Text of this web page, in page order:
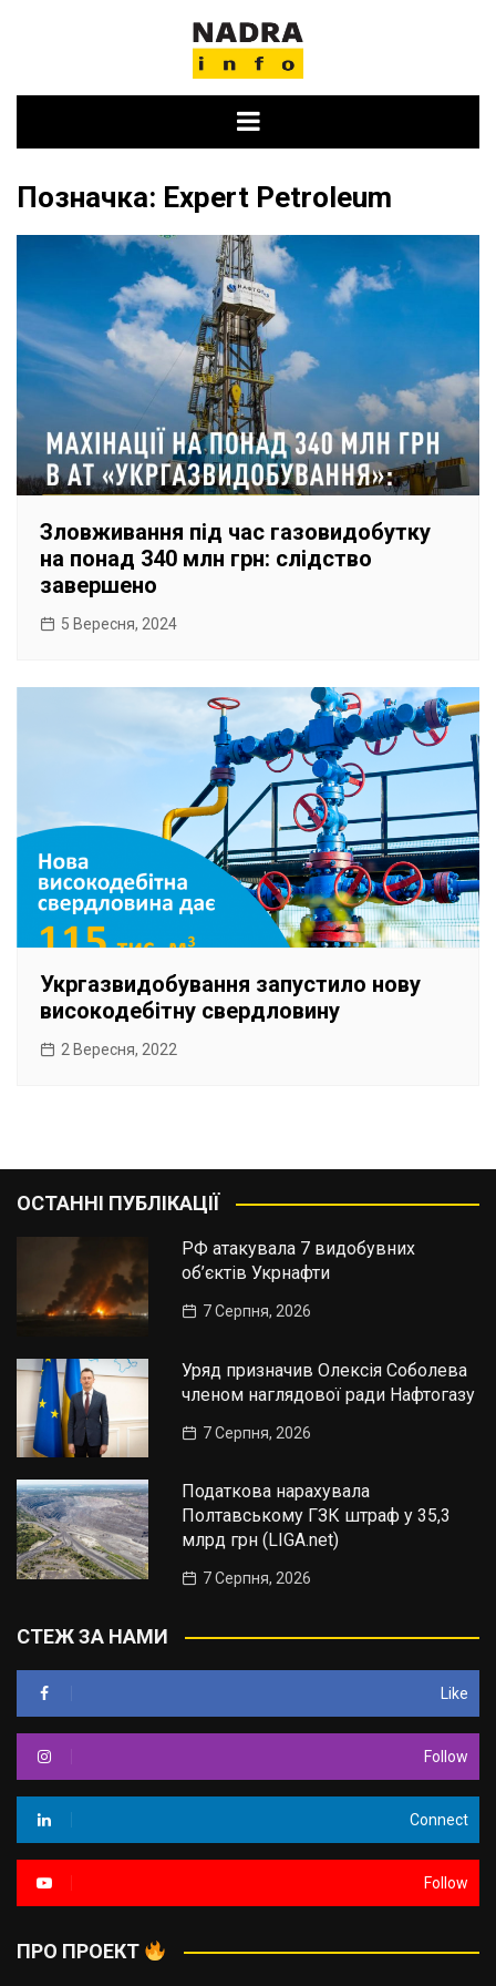
Позначка: Expert Petroleum
Зловживання під час газовидобутку
на понад 340 млн грн: слідство
завершено
5 Вересня, 2024
Укргазвидобування запустило нову
високодебітну свердловину
2 Вересня, 2022
ОСТАННІ ПУБЛІКАЦІЇ
РФ атакувала 7 видобувних
об’єктів Укрнафти
7 Серпня, 2026
Уряд призначив Олексія Соболева
членом наглядової ради Нафтогазу
7 Серпня, 2026
Податкова нарахувала
Полтавському ГЗК штраф у 35,3
млрд грн (LIGA.net)
7 Серпня, 2026
СТЕЖ ЗА НАМИ
Like
Follow
Connect
Follow
ПРО ПРОЕКТ